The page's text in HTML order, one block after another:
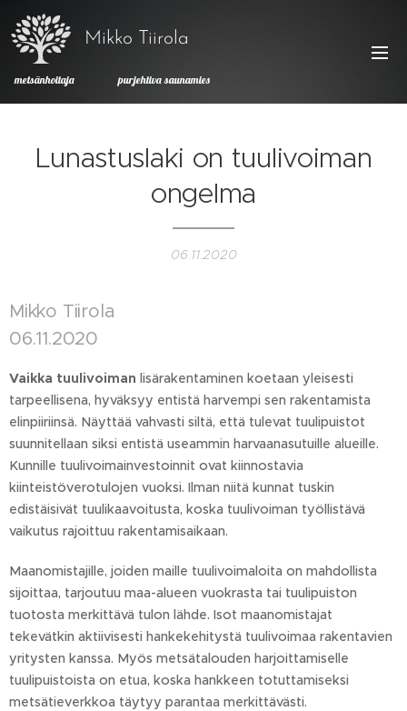
Mikko Tiirola
metsänhoitaja purjehtiva saunamies
Lunastuslaki on tuulivoiman
ongelma
06.11.2020
Mikko Tiirola
06.11.2020
Vaikka tuulivoiman lisäraken­taminen koetaan yleisesti
tarpeellisena, hyväksyy entistä harvempi sen rakentamista
elinpiiriinsä. Näyttää vahvasti siltä, että tulevat tuulipuistot
suunnitellaan siksi entistä useammin harvaanasutuille alueille.
Kunnille tuulivoima­investoinnit ovat kiinnostavia
kiinteistöverotulojen vuoksi. Ilman niitä kunnat tuskin
edistäisivät tuulikaavoitusta, koska tuulivoiman työllistävä
vaikutus rajoittuu rakentamis­aikaan.
Maanomistajille, joiden maille tuulivoimaloita on mahdollista
sijoittaa, tarjoutuu maa-alueen vuokrasta tai tuulipuiston
tuotosta merkittävä tulon lähde. Isot maanomistajat
tekevätkin aktiivisesti hankekehitystä tuulivoimaa rakentavien
yritysten kanssa. Myös metsätalouden harjoittamiselle
tuulipuistoista on etua, koska hankkeen totuttamiseksi
metsätieverkkoa täytyy parantaa merkittävästi.